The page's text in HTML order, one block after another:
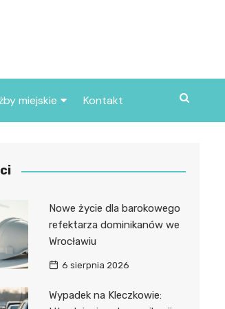
miejskie Kontakt
Nowe życie dla barokowego
refektarza dominikanów we
Wrocławiu
6 sierpnia 2026
Wypadek na Kleczkowie: